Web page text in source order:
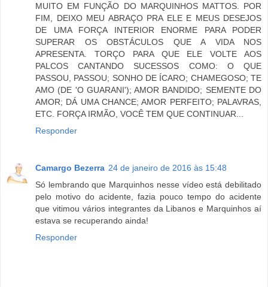
MUITO EM FUNÇÃO DO MARQUINHOS MATTOS. POR
FIM, DEIXO MEU ABRAÇO PRA ELE E MEUS DESEJOS
DE UMA FORÇA INTERIOR ENORME PARA PODER
SUPERAR OS OBSTÁCULOS QUE A VIDA NOS
APRESENTA. TORÇO PARA QUE ELE VOLTE AOS
PALCOS CANTANDO SUCESSOS COMO: O QUE
PASSOU, PASSOU; SONHO DE ÍCARO; CHAMEGOSO; TE
AMO (DE 'O GUARANI'); AMOR BANDIDO; SEMENTE DO
AMOR; DÁ UMA CHANCE; AMOR PERFEITO; PALAVRAS,
ETC. FORÇA IRMÃO, VOCÊ TEM QUE CONTINUAR...
Responder
Camargo Bezerra 24 de janeiro de 2016 às 15:48
Só lembrando que Marquinhos nesse vídeo está debilitado
pelo motivo do acidente, fazia pouco tempo do acidente
que vitimou vários integrantes da Libanos e Marquinhos aí
estava se recuperando ainda!
Responder